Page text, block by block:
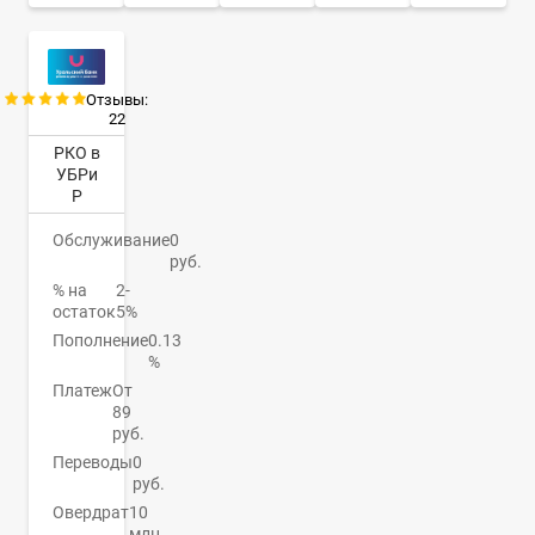
Отзывы:
22
РКО в
УБРи
Р
Обслуживание0
руб.
% на
остаток
2-
5%
Пополнение0.13
%
ПлатежОт
89
руб.
Переводы0
руб.
Овердрат10